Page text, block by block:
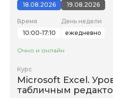
18.08.2026
19.08.2026
Время
10:00-17:10
День недели
ежедневно
Очно и онлайн
Курс
Microsoft Excel.
табличным